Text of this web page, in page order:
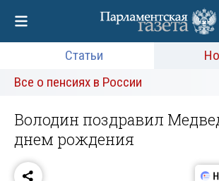
Статьи
Все о пенсиях в России
Володин поздравил
днем рождения